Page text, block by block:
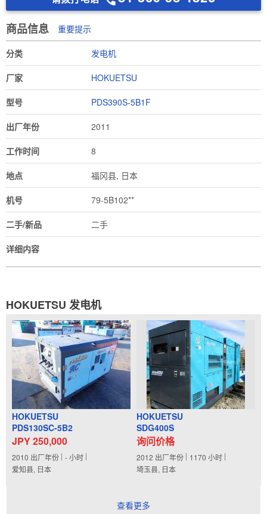
商品信息 重要提示
分类 发电机
厂家 HOKUETSU
型号 PDS390S-5B1F
出厂年份 2011
工作时间 8
地点 福冈县, 日本
机号 79-5B102**
二手/新品 二手
详细内容
HOKUETSU 发电机
HOKUETSU
PDS130SC-5B2
JPY 250,000
2010 出厂年份 -小时
爱知县, 日本
HOKUETSU
SDG400S
询问价格
2012 出厂年份 1170 小时
埼玉县, 日本
查看更多